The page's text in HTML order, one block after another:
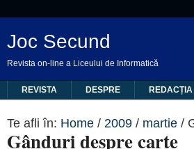
Joc Secund
Revista on-line a Liceului de Informatică
REVISTA DESPRE REDACȚIA
Te afli în: Home / 2009 / martie /
Gânduri despre carte